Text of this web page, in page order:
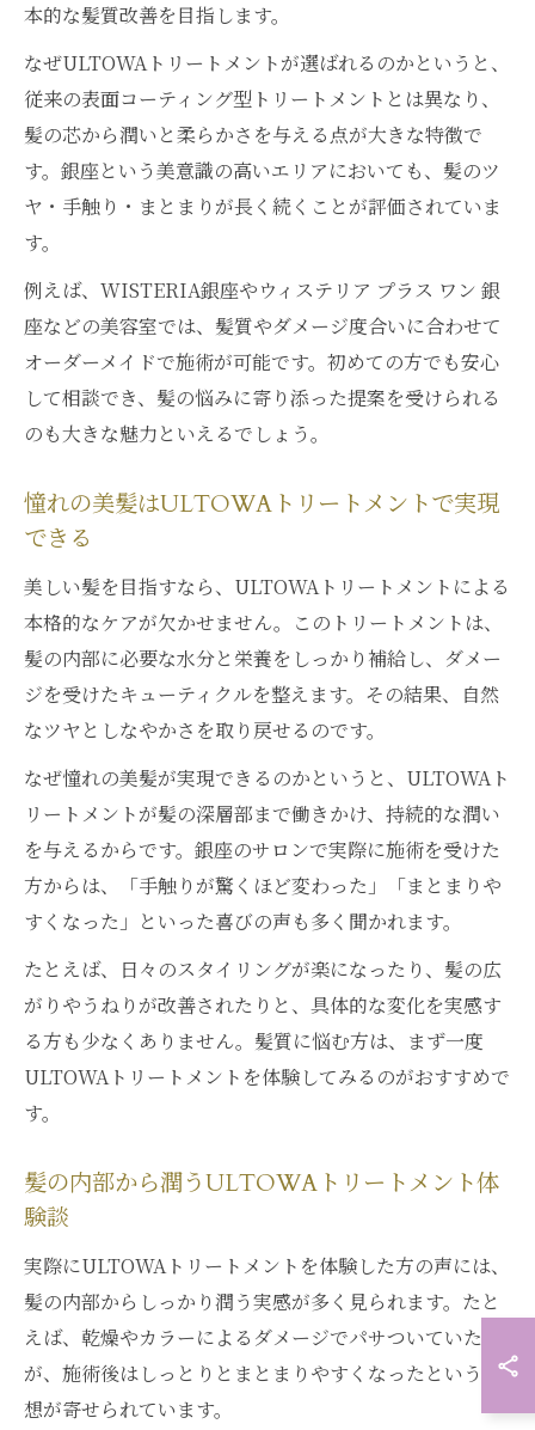
本的な髪質改善を目指します。
なぜULTOWAトリートメントが選ばれるのかというと、
従来の表面コーティング型トリートメントとは異なり、
髪の芯から潤いと柔らかさを与える点が大きな特徴で
す。銀座という美意識の高いエリアにおいても、髪のツ
ヤ・手触り・まとまりが長く続くことが評価されていま
す。
例えば、WISTERIA銀座やウィステリア プラス ワン 銀
座などの美容室では、髪質やダメージ度合いに合わせて
オーダーメイドで施術が可能です。初めての方でも安心
して相談でき、髪の悩みに寄り添った提案を受けられる
のも大きな魅力といえるでしょう。
憧れの美髪はULTOWAトリートメントで実現
できる
美しい髪を目指すなら、ULTOWAトリートメントによる
本格的なケアが欠かせません。このトリートメントは、
髪の内部に必要な水分と栄養をしっかり補給し、ダメー
ジを受けたキューティクルを整えます。その結果、自然
なツヤとしなやかさを取り戻せるのです。
なぜ憧れの美髪が実現できるのかというと、ULTOWAト
リートメントが髪の深層部まで働きかけ、持続的な潤い
を与えるからです。銀座のサロンで実際に施術を受けた
方からは、「手触りが驚くほど変わった」「まとまりや
すくなった」といった喜びの声も多く聞かれます。
たとえば、日々のスタイリングが楽になったり、髪の広
がりやうねりが改善されたりと、具体的な変化を実感す
る方も少なくありません。髪質に悩む方は、まず一度
ULTOWAトリートメントを体験してみるのがおすすめで
す。
髪の内部から潤うULTOWAトリートメント体
験談
実際にULTOWAトリートメントを体験した方の声には、
髪の内部からしっかり潤う実感が多く見られます。たと
えば、乾燥やカラーによるダメージでパサついていた髪
が、施術後はしっとりとまとまりやすくなったという感
想が寄せられています。